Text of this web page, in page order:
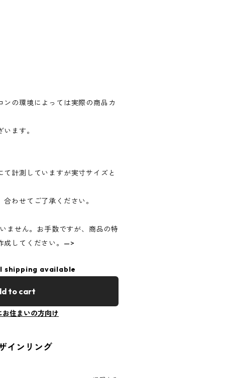
の環境によっては実際の商品カ
ます。
計測していますが実寸サイズと
わせてご了承ください。
ません。お手数ですが、商品の特
成してください。—>
shipping available
to cart
お住まいの方向け
インリング